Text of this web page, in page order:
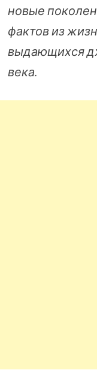
новые
фактов из
выдающихся
века.